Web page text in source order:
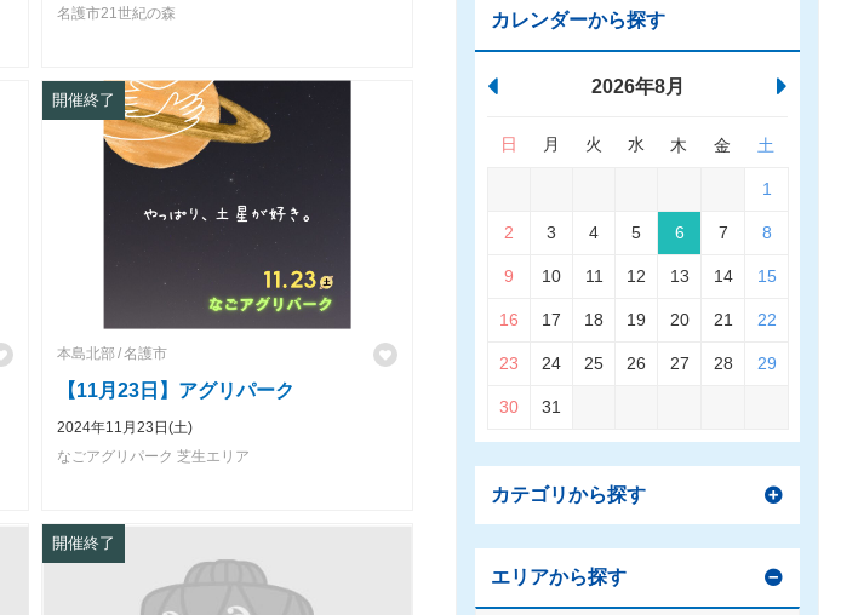
名護市21世紀の森
開催終了
本島北部 名護市
【11月23日】アグリパーク
2024年11月23日(土)
なごアグリパーク 芝生エリア
開催終了
カレンダーから探す
2026年8月
日 月 火 水 木 金 土
1
2 3 4 5 6 7 8
9 10 11 12 13 14 15
16 17 18 19 20 21 22
23 24 25 26 27 28 29
30 31
カテゴリから探す
エリアから探す